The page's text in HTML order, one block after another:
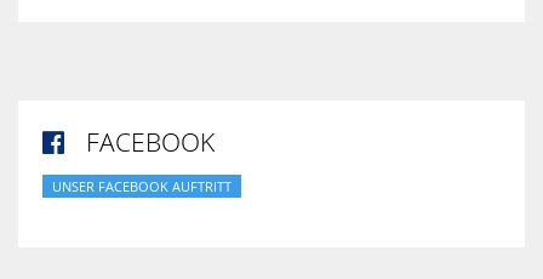
 FACEBOOK
UNSER FACEBOOK AUFTRITT